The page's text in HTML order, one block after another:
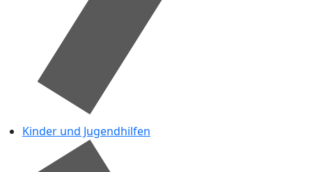
Kinder und Jugendhilfen